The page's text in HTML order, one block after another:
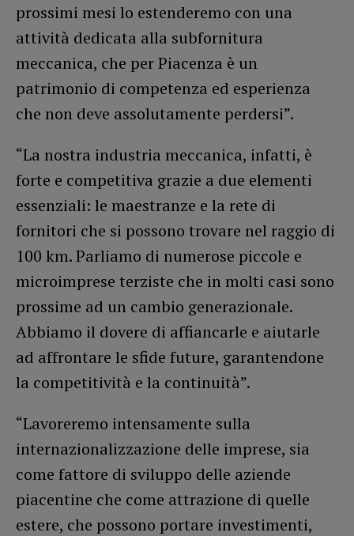
prossimi mesi lo estenderemo con una
attività dedicata alla subfornitura
meccanica, che per Piacenza è un
patrimonio di competenza ed esperienza
che non deve assolutamente perdersi”.
“La nostra industria meccanica, infatti, è
forte e competitiva grazie a due elementi
essenziali: le maestranze e la rete di
fornitori che si possono trovare nel raggio di
100 km. Parliamo di numerose piccole e
microimprese terziste che in molti casi sono
prossime ad un cambio generazionale.
Abbiamo il dovere di affiancarle e aiutarle
ad affrontare le sfide future, garantendone
la competitività e la continuità”.
“Lavoreremo intensamente sulla
internazionalizzazione delle imprese, sia
come fattore di sviluppo delle aziende
piacentine che come attrazione di quelle
estere, che possono portare investimenti,